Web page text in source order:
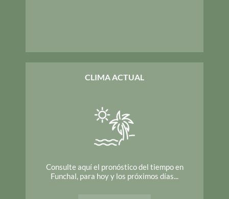
CLIMA ACTUAL
Consulte aquí el pronóstico del tiempo en
Funchal, para hoy y los próximos días...